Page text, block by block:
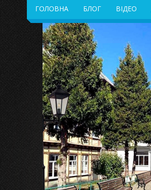
ГОЛОВНА БЛОГ ВІДЕО